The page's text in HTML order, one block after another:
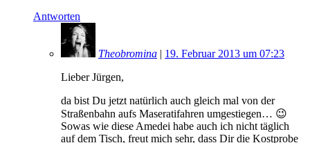
Antworten
Theobromina | 19. Februar 2013 um 07:23
Lieber Jürgen,
da bist Du jetzt natürlich auch gleich mal von der
Straßenbahn aufs Maseratifahren umgestiegen… 😉
Sowas wie diese Amedei habe auch ich nicht täglich
auf dem Tisch, freut mich sehr, dass Dir die Kostprobe